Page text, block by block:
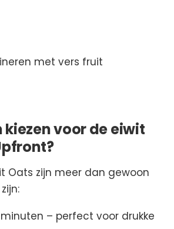
met vers fruit
kiezen voor de eiwit
Oats zijn meer dan gewoon
– perfect voor drukke